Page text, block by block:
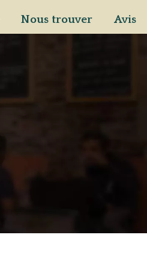
Nous trouver Avis